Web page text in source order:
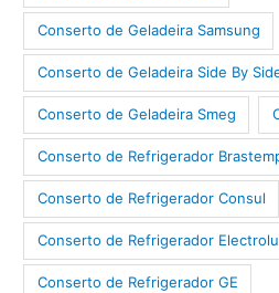
Conserto de Geladeira Samsung
Conserto de Geladeira Side By
Conserto de Geladeira Smeg
Conserto de Refrigerador
Conserto de Refrigerador Consul
Conserto de Refrigerador
Conserto de Refrigerador GE